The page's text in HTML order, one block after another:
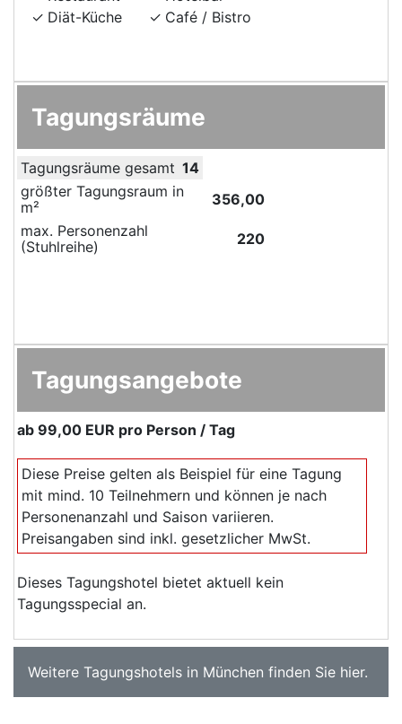
Diät-Küche
Café / Bistro
Tagungsräume
Tagungsräume gesamt 14
größter Tagungsraum in
m²
356,00
max. Personenzahl
(Stuhlreihe)
220
Tagungsangebote
ab 99,00 EUR pro Person / Tag
Diese Preise gelten als Beispiel für eine Tagung
mit mind. 10 Teilnehmern und können je nach
Personenanzahl und Saison variieren.
Preisangaben sind inkl. gesetzlicher MwSt.
Dieses Tagungshotel bietet aktuell kein
Tagungsspecial an.
Weitere Tagungshotels in München finden Sie hier.